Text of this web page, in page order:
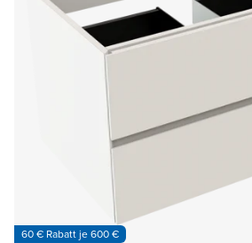
60 € Rabatt je 600 €